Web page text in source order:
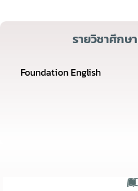
รายวิชาศึกษ
Foundation English